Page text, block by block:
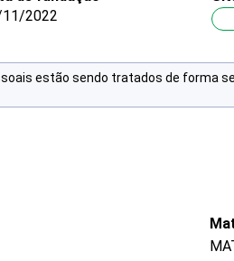
2022
estão sendo tratados de forma